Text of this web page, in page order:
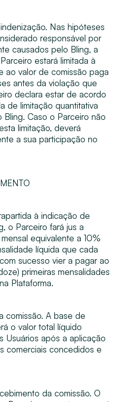
Nas hipóteses
responsável por
causados pelo Bling, a
estará limitada à
ao valor de comissão paga
antes da violação que
declara estar de acordo
de limitação quantitativa
Caso o Parceiro não
limitação, deverá
a sua participação no
à indicação de
o Parceiro fará jus a
equivalente a 10%
líquida que cada
sucesso vier a pagar ao
primeiras mensalidades
Plataforma.
comissão​. A base de
o valor total líquido
Usuários após a aplicação
comerciais concedidos e
da comissão​. O